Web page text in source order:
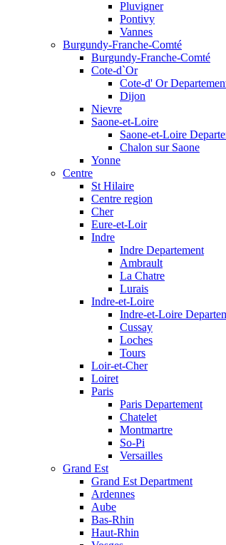
Pluvigner
Pontivy
Vannes
Burgundy-Franche-Comté
Burgundy-Franche-Comté
Cote-d`Or
Cote-d' Or
Dijon
Nievre
Saone-et-Loire
Saone-et-Loire
Chalon sur Saone
Yonne
Centre
St Hilaire
Centre region
Cher
Eure-et-Loir
Indre
Indre Departement
Ambrault
La Chatre
Lurais
Indre-et-Loire
Indre-et-Loire
Cussay
Loches
Tours
Loir-et-Cher
Loiret
Paris
Paris Departement
Chatelet
Montmartre
So-Pi
Versailles
Grand Est
Grand Est Department
Ardennes
Aube
Bas-Rhin
Haut-Rhin